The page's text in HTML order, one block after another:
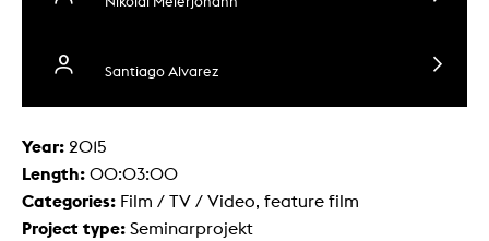
Santiago Alvarez
Year: 2015
Length: 00:03:00
Categories: Film / TV / Video, feature film
Project type: Seminarprojekt